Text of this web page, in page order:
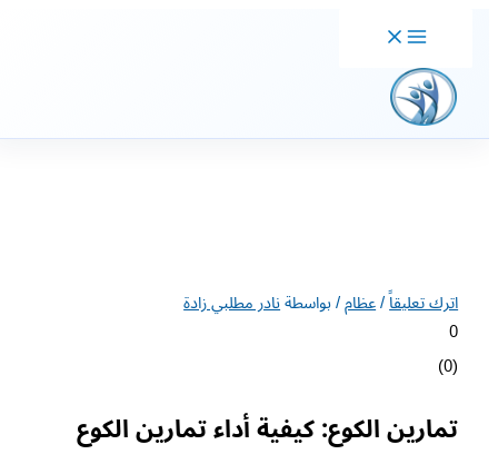
المحتوى
اترك تعليقاً/عظام/ بواسطةنادر مطلبي زادة
0
)
تمارين الكوع: كيفية أداء تمارين الكوع